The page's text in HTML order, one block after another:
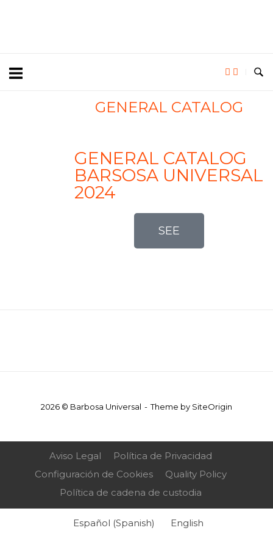
GENERAL CATALOG
GENERAL CATALOG
BARSOSA UNIVERSAL
2024
SEE
2026 © Barbosa Universal Theme by SiteOrigin
Aviso Legal
Política de Privacidad
Configuración de Cookies
Quality Policy
Política de cadena de custodia
Español (Spanish) English